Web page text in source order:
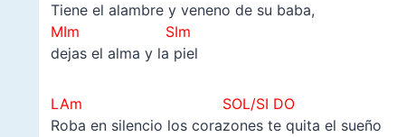
Tiene el alambre y veneno de su baba,
MIm SIm
dejas el alma y la piel
LAm SOL/SI DO
Roba en silencio los corazones te quita el sueño